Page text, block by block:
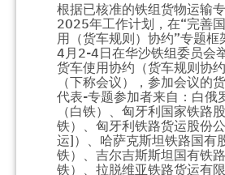
根据已核准的铁组货物运输
2025年工作计划，在“完善
用（货车规则）协约”专题
4月2-4日在华沙铁组委员会
货车使用协约（货车规则协
（下称会议），参加会议的
代表-专题参加者来自：白俄
（白铁）、匈牙利国家铁路
铁）、匈牙利铁路货运股份
运]）、哈萨克斯坦铁路国有
铁）、吉尔吉斯斯坦国有铁
铁）、拉脱维亚铁路货运有